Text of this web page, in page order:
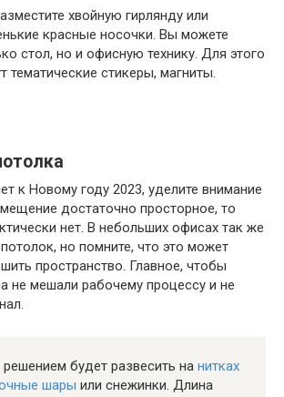
хвойную гирлянду или
красные носочки. Вы можете
стол, но и офисную технику. Для этого
тематические стикеры, магниты.
к Новому году 2023, уделите внимание
достаточно просторное, то
нет. В небольших офисах так же
но помните, что это может
пространство. Главное, чтобы
не мешали рабочему процессу и не
будет развесить на нитках
шары или снежинки. Длина